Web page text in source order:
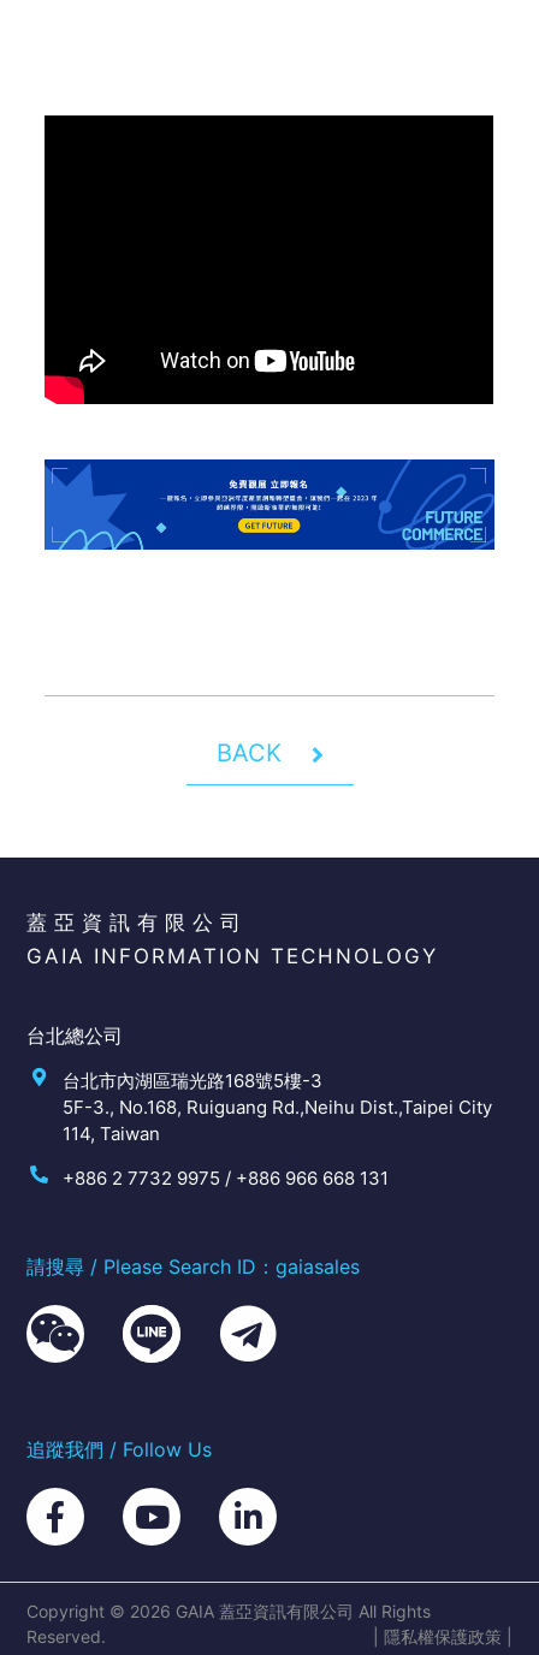
BACK
蓋亞資訊有限公司
GAIA INFORMATION TECHNOLOGY
台北總公司
台北市內湖區瑞光路168號5樓-3
5F-3., No.168, Ruiguang Rd.,Neihu Dist.,Taipei City
114, Taiwan
+886 2 7732 9975 / +886 966 668 131
請搜尋 / Please Search ID：gaiasales
追蹤我們 / Follow Us
Copyright © 2026 GAIA 蓋亞資訊有限公司 All Rights
Reserved.
隱私權保護政策